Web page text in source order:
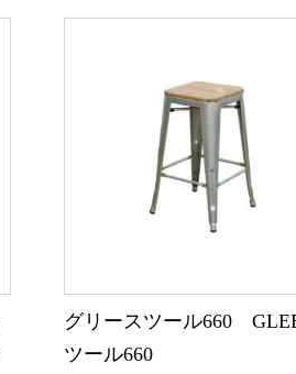
グリースツール660
ツール660